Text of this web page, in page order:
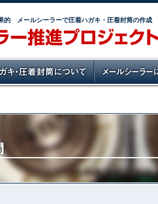
的 メールシーラーで圧着ハガキ・圧着封筒の作成